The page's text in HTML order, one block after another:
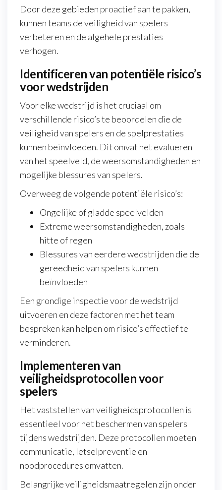
Door deze gebieden proactief aan te pakken,
kunnen teams de veiligheid van spelers
verbeteren en de algehele prestaties
verhogen.
Identificeren van potentiële risico’s
voor wedstrijden
Voor elke wedstrijd is het cruciaal om
verschillende risico’s te beoordelen die de
veiligheid van spelers en de spelprestaties
kunnen beïnvloeden. Dit omvat het evalueren
van het speelveld, de weersomstandigheden en
mogelijke blessures van spelers.
Overweeg de volgende potentiële risico’s:
Ongelijke of gladde speelvelden
Extreme weersomstandigheden, zoals
hitte of regen
Blessures van eerdere wedstrijden die de
gereedheid van spelers kunnen
beïnvloeden
Een grondige inspectie voor de wedstrijd
uitvoeren en deze factoren met het team
bespreken kan helpen om risico’s effectief te
verminderen.
Implementeren van
veiligheidsprotocollen voor
spelers
Het vaststellen van veiligheidsprotocollen is
essentieel voor het beschermen van spelers
tijdens wedstrijden. Deze protocollen moeten
communicatie, letselpreventie en
noodprocedures omvatten.
Belangrijke veiligheidsmaatregelen zijn onder